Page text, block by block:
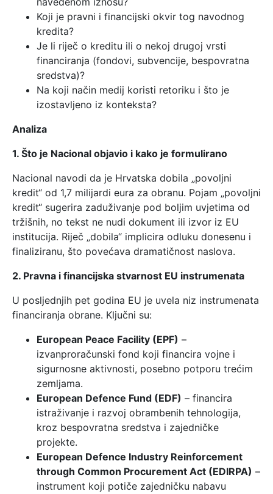
Koji je pravni i financijski okvir tog navodnog
kredita?
Je li riječ o kreditu ili o nekoj drugoj vrsti
financiranja (fondovi, subvencije, bespovratna
sredstva)?
Na koji način medij koristi retoriku i što je
izostavljeno iz konteksta?
Analiza
1. Što je Nacional objavio i kako je formulirano
Nacional navodi da je Hrvatska dobila „povoljni
kredit“ od 1,7 milijardi eura za obranu. Pojam „povoljni
kredit“ sugerira zaduživanje pod boljim uvjetima od
tržišnih, no tekst ne nudi dokument ili izvor iz EU
institucija. Riječ „dobila“ implicira odluku donesenu i
finaliziranu, što povećava dramatičnost naslova.
2. Pravna i financijska stvarnost EU instrumenata
U posljednjih pet godina EU je uvela niz instrumenata
financiranja obrane. Ključni su:
European Peace Facility (EPF) –
izvanproračunski fond koji financira vojne i
sigurnosne aktivnosti, posebno potporu trećim
zemljama.
European Defence Fund (EDF) – financira
istraživanje i razvoj obrambenih tehnologija,
kroz bespovratna sredstva i zajedničke
projekte.
European Defence Industry Reinforcement
through Common Procurement Act (EDIRPA) –
instrument koji potiče zajedničku nabavu